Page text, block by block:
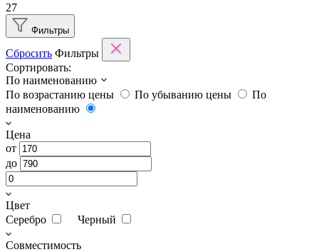
27
Фильтры
Сбросить Фильтры
Сортировать:
По наименованию
По возрастанию цены
По убыванию цены
По
наименованию
Цена
от
до
Цвет
Серебро
Черный
Совместимость